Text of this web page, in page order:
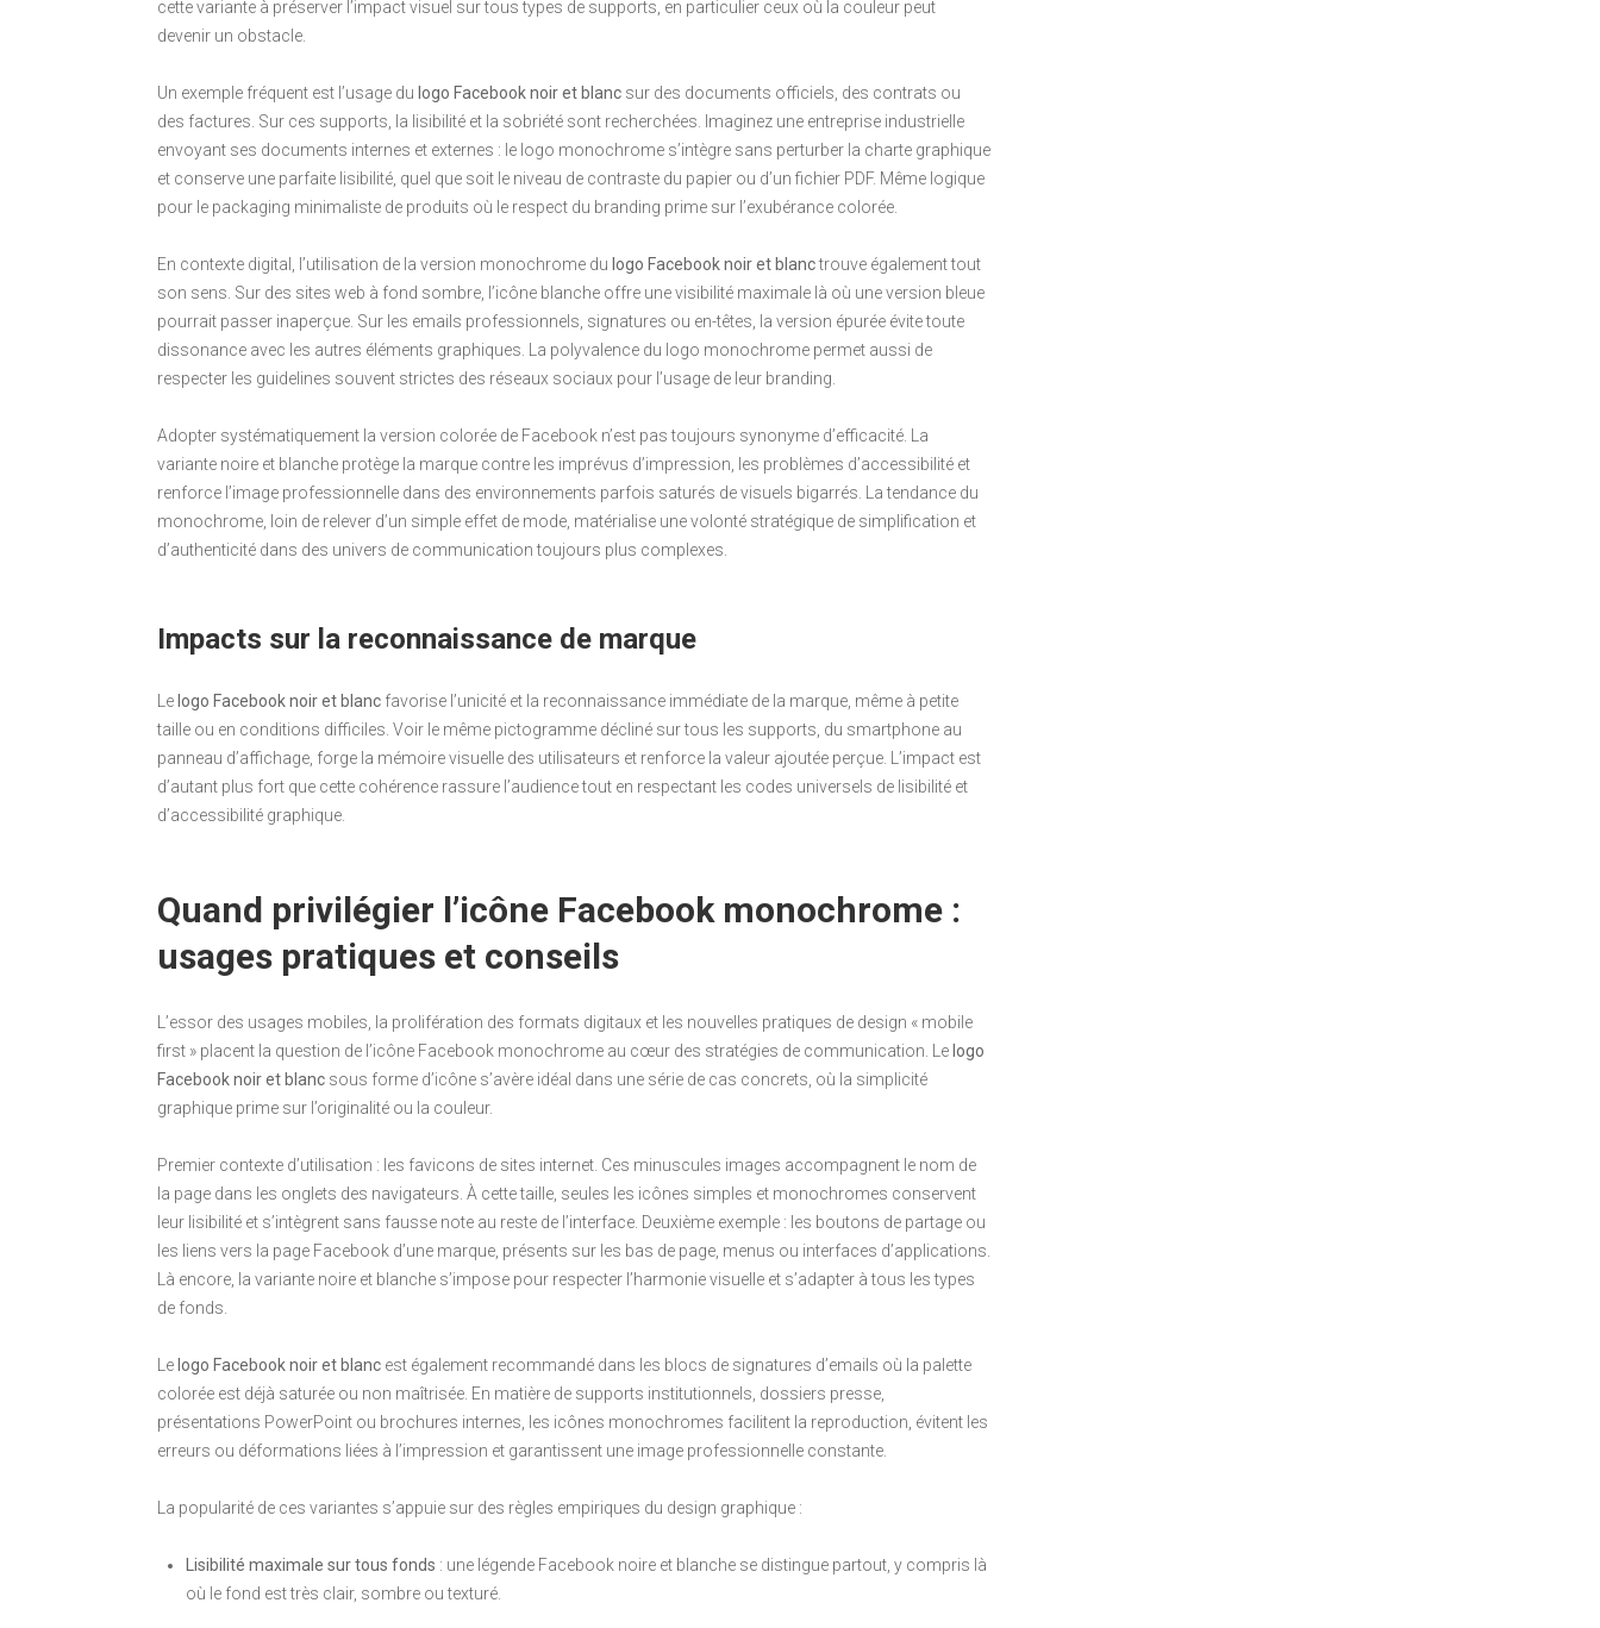
cette variante à préserver l’impact visuel sur tous types de supports, en particulier ceux où la couleur peut
devenir un obstacle.
Un exemple fréquent est l’usage du logo Facebook noir et blanc sur des documents officiels, des contrats ou
des factures. Sur ces supports, la lisibilité et la sobriété sont recherchées. Imaginez une entreprise industrielle
envoyant ses documents internes et externes : le logo monochrome s’intègre sans perturber la charte graphique
et conserve une parfaite lisibilité, quel que soit le niveau de contraste du papier ou d’un fichier PDF. Même logique
pour le packaging minimaliste de produits où le respect du branding prime sur l’exubérance colorée.
En contexte digital, l’utilisation de la version monochrome du logo Facebook noir et blanctrouve également tout
son sens. Sur des sites web à fond sombre, l’icône blanche offre une visibilité maximale là où une version bleue
pourrait passer inaperçue. Sur les emails professionnels, signatures ou en-têtes, la version épurée évite toute
dissonance avec les autres éléments graphiques. La polyvalence du logo monochrome permet aussi de
respecter les guidelines souvent strictes des réseaux sociaux pour l’usage de leur branding.
Adopter systématiquement la version colorée de Facebook n’est pas toujours synonyme d’efficacité. La
variante noire et blanche protège la marque contre les imprévus d’impression, les problèmes d’accessibilité et
renforce l’image professionnelle dans des environnements parfois saturés de visuels bigarrés. La tendance du
monochrome, loin de relever d’un simple effet de mode, matérialise une volonté stratégique de simplification et
d’authenticité dans des univers de communication toujours plus complexes.
Impacts sur la reconnaissance de marque
Le logo Facebook noir et blanc favorise l’unicité et la reconnaissance immédiate de la marque, même à petite
taille ou en conditions difficiles. Voir le même pictogramme décliné sur tous les supports, du smartphone au
panneau d’affichage, forge la mémoire visuelle des utilisateurs et renforce la valeur ajoutée perçue. L’impact est
d’autant plus fort que cette cohérence rassure l’audience tout en respectant les codes universels de lisibilité et
d’accessibilité graphique.
Quand privilégier l’icône Facebook monochrome :
usages pratiques et conseils
L’essor des usages mobiles, la prolifération des formats digitaux et les nouvelles pratiques de design « mobile
first » placent la question de l’icône Facebook monochrome au cœur des stratégies de communication. Le logo
Facebook noir et blanc sous forme d’icône s’avère idéal dans une série de cas concrets, où la simplicité
graphique prime sur l’originalité ou la couleur.
Premier contexte d’utilisation : les favicons de sites internet. Ces minuscules images accompagnent le nom de
la page dans les onglets des navigateurs. À cette taille, seules les icônes simples et monochromes conservent
leur lisibilité et s’intègrent sans fausse note au reste de l’interface. Deuxième exemple : les boutons de partage ou
les liens vers la page Facebook d’une marque, présents sur les bas de page, menus ou interfaces d’applications.
Là encore, la variante noire et blanche s’impose pour respecter l’harmonie visuelle et s’adapter à tous les types
de fonds.
Le logo Facebook noir et blanc est également recommandé dans les blocs de signatures d’emails où la palette
colorée est déjà saturée ou non maîtrisée. En matière de supports institutionnels, dossiers presse,
présentations PowerPoint ou brochures internes, les icônes monochromes facilitent la reproduction, évitent les
erreurs ou déformations liées à l’impression et garantissent une image professionnelle constante.
La popularité de ces variantes s’appuie sur des règles empiriques du design graphique :
Lisibilité maximale sur tous fonds : une légende Facebook noire et blanche se distingue partout, y compris là
où le fond est très clair, sombre ou texturé.